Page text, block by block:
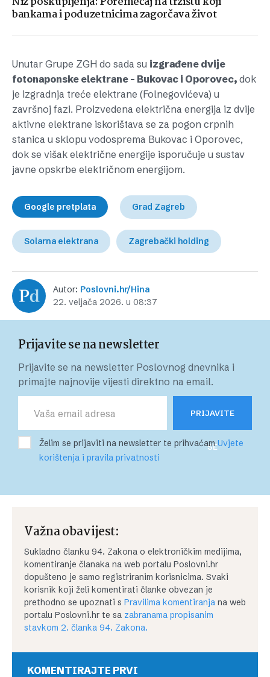
bankama i poduzetnicima zagorčava život
Unutar Grupe ZGH do sada su izgrađene dvije
fotonaponske elektrane – Bukovac i Oporovec, dok
je izgradnja treće elektrane (Folnegovićeva) u
završnoj fazi. Proizvedena električna energija iz dvije
aktivne elektrane iskorištava se za pogon crpnih
stanica u sklopu vodosprema Bukovac i Oporovec,
dok se višak električne energije isporučuje u sustav
javne opskrbe električnom energijom.
Google pretplata Grad Zagreb
Solarna elektrana Zagrebački holding
Autor: Poslovni.hr/Hina
22. veljača 2026. u 08:37
Prijavite se na newsletter
Prijavite se na newsletter Poslovnog dnevnika i
primajte najnovije vijesti direktno na email.
PRIJAVITE
SE
Želim se prijaviti na newsletter te prihvaćamUvjete
korištenja i pravila privatnosti
Važna obavijest:
Sukladno članku 94. Zakona o elektroničkim medijima,
komentiranje članaka na web portalu Poslovni.hr
dopušteno je samo registriranim korisnicima. Svaki
korisnik koji želi komentirati članke obvezan je
prethodno se upoznati s Pravilima komentiranja na web
portalu Poslovni.hr te sa zabranama propisanim
stavkom 2. članka 94. Zakona.
KOMENTIRAJTE PRVI